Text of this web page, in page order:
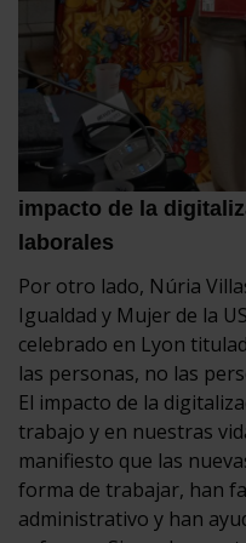
impacto de la
laborales
Por otro lado, Núria
Igualdad y Mujer de la
celebrado en Lyon
las personas, no las
El impacto de la
trabajo y en nuestras
manifiesto que las
forma de trabajar, han
administrativo y han